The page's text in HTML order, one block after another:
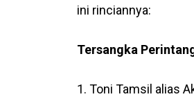
ini rinciannya:
Tersangka
1. Toni Tamsil alias